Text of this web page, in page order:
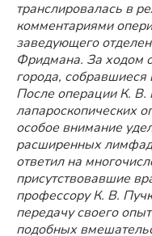
транслировалась в
комментариями
заведующего
Фридмана. За ходом
города, собравшиеся
После операции К. В.
лапароскопических
особое внимание
расширенных
ответил на
присутствовавшие
профессору К. В.
передачу своего
подобных